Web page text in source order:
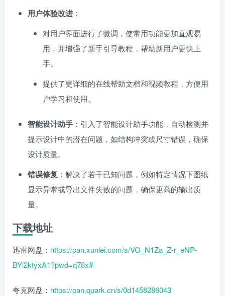
用户体验改进 ：
对用户界面进行了微调，使常用功能更加直观易
用，并增强了新手引导教程，帮助新用户更快上
手。
提供了更详细的在线帮助文档和视频教程，方便用
户学习和使用。
智能设计助手 ：引入了智能设计助手功能，自动检测并
提示设计中的潜在问题，如结构冲突或尺寸错误，确保
设计质量。
错误修复 ：解决了若干已知问题，例如特定情况下图纸
显示异常或导出文件失败的问题，确保更高的输出质
量。
下载地址
迅雷网盘： https://pan.xunlei.com/s/VO_N1Za_Z-r_eNP-
BYl2ktyxA1?pwd=q78x#
夸克网盘： https://pan.quark.cn/s/0d1458286043